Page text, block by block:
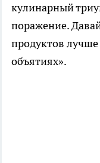
кулинарный
поражение.
продуктов
объятиях».